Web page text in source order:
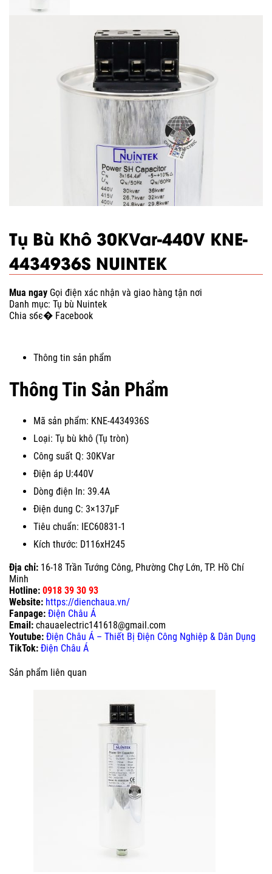
Tụ Bù Khô 30KVar-440V KNE-
4434936S NUINTEK
Mua ngay Gọi điện xác nhận và giao hàng tận nơi
Danh mục: Tụ bù Nuintek
Chia sбє� Facebook
Thông tin sản phẩm
Thông Tin Sản Phẩm
Mã sản phẩm: KNE-4434936S
Loại: Tụ bù khô (Tụ tròn)
Công suất Q: 30KVar
Điện áp U:440V
Dòng điện In: 39.4A
Điện dung C: 3×137µF
Tiêu chuẩn: IEC60831-1
Kích thước: D116xH245
Địa chỉ: 16-18 Trần Tướng Công, Phường Chợ Lớn, TP. Hồ Chí
Minh
Hotline: 0918 39 30 93
Website: https://dienchaua.vn/
Fanpage: Điện Châu Á
Email: chauaelectric141618@gmail.com
Youtube: Điện Châu Á – Thiết Bị Điện Công Nghiệp & Dân Dụng
TikTok: Điện Châu Á
Sản phẩm liên quan